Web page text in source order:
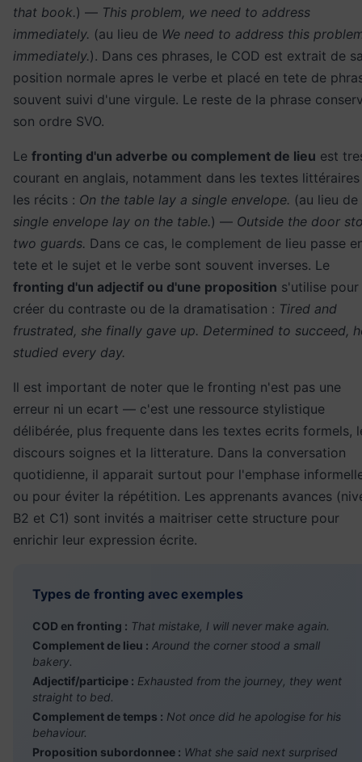
that book.) — This problem, we need to address
immediately. (au lieu de We need to address this
immediately.). Dans ces phrases, le COD est extrait de
position normale apres le verbe et placé en tete de
souvent suivi d'une virgule. Le reste de la phrase
son ordre SVO.
Le fronting d'un adverbe ou complement de lieu est
courant en anglais, notamment dans les textes
les récits : On the table lay a single envelope. (au lieu de
single envelope lay on the table.) — Outside the door
two guards. Dans ce cas, le complement de lieu passe
tete et le sujet et le verbe sont souvent inverses. Le
fronting d'un adjectif ou d'une proposition s'utilise pour
créer du contraste ou de la dramatisation : Tired and
frustrated, she finally gave up. Determined to succeed,
studied every day.
Il est important de noter que le fronting n'est pas une
erreur ni un ecart — c'est une ressource stylistique
délibérée, plus frequente dans les textes ecrits formels,
discours soignes et la litterature. Dans la conversation
quotidienne, il apparait surtout pour l'emphase
ou pour éviter la répétition. Les apprenants avances
B2 et C1) sont invités a maitriser cette structure pour
enrichir leur expression écrite.
Types de fronting avec exemples
COD en fronting : That mistake, I will never make again.
Complement de lieu : Around the corner stood a small
bakery.
Adjectif/participe : Exhausted from the journey, they went
straight to bed.
Complement de temps : Not once did he apologise for his
behaviour.
Proposition subordonnee : What she said next surprised